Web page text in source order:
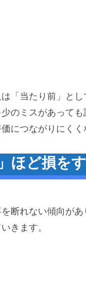
「当たり前」と
のミスがあっても
につながりにくく
ほど損を
断れない傾向があ
きます。